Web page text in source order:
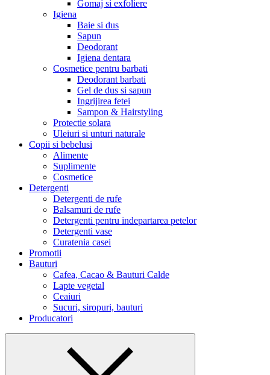
Gomaj si exfoliere
Igiena
Baie si dus
Sapun
Deodorant
Igiena dentara
Cosmetice pentru barbati
Deodorant barbati
Gel de dus si sapun
Ingrijirea fetei
Sampon & Hairstyling
Protectie solara
Uleiuri si unturi naturale
Copii si bebelusi
Alimente
Suplimente
Cosmetice
Detergenti
Detergenti de rufe
Balsamuri de rufe
Detergenti pentru indepartarea petelor
Detergenti vase
Curatenia casei
Promotii
Bauturi
Cafea, Cacao & Bauturi Calde
Lapte vegetal
Ceaiuri
Sucuri, siropuri, bauturi
Producatori